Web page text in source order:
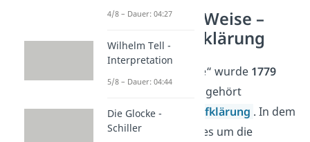
Nathan der Weise –
Epoche: Aufklärung
„Nathan der Weise“ wurde 1779
veröffentlicht und gehört
zur Epoche der
Aufklärung . In dem
Ideendrama geht es um die
4/8 – Dauer: 04:27
Wilhelm Tell -
Interpretation
5/8 – Dauer: 04:44
Die Glocke -
Schiller